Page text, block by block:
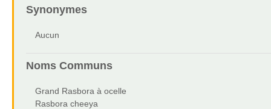
Synonymes
Aucun
Noms Communs
Grand Rasbora à ocelle
Rasbora cheeya